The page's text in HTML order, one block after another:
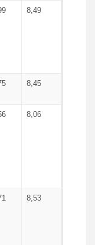
8,49
8,45
8,06
8,53